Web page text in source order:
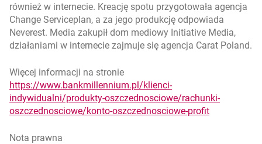
również w internecie. Kreację spotu przygotowała agencja
Change Serviceplan, a za jego produkcję odpowiada
Neverest. Media zakupił dom mediowy Initiative Media,
działaniami w internecie zajmuje się agencja Carat Poland.
Więcej informacji na stronie
https://www.bankmillennium.pl/klienci-
indywidualni/produkty-oszczednosciowe/rachunki-
oszczednosciowe/konto-oszczednosciowe-profitotwiera się
Nota prawna